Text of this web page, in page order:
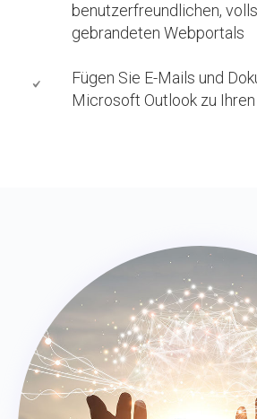
benutzerfreundlichen,
gebrandeten Webportals
Fügen Sie E-Mails und
Microsoft Outlook zu